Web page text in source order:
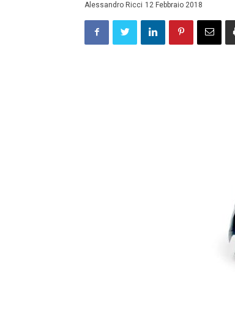
Alessandro Ricci 12 Febbraio 2018